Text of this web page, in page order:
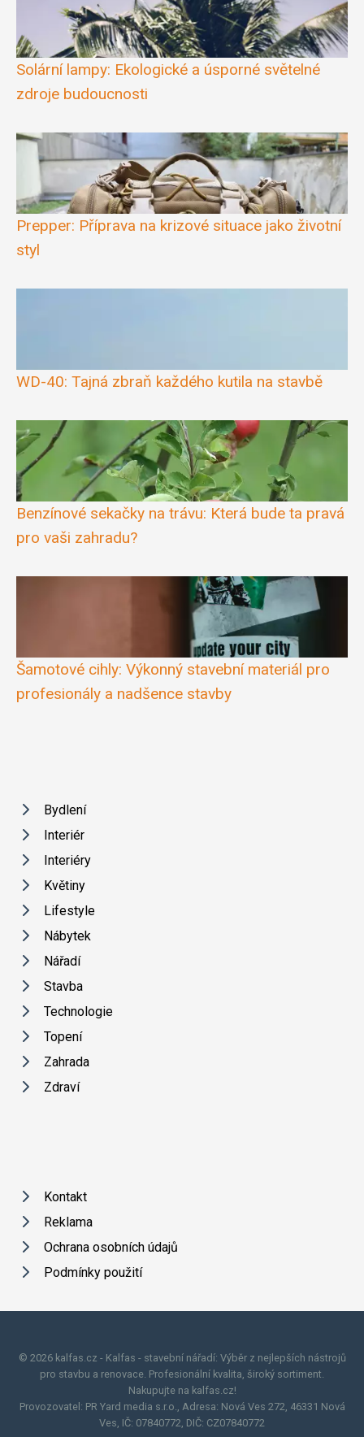
Solární lampy: Ekologické a úsporné světelné
zdroje budoucnosti
Prepper: Příprava na krizové situace jako životní
styl
WD-40: Tajná zbraň každého kutila na stavbě
Benzínové sekačky na trávu: Která bude ta pravá
pro vaši zahradu?
Šamotové cihly: Výkonný stavební materiál pro
profesionály a nadšence stavby
Bydlení
Interiér
Interiéry
Květiny
Lifestyle
Nábytek
Nářadí
Stavba
Technologie
Topení
Zahrada
Zdraví
Kontakt
Reklama
Ochrana osobních údajů
Podmínky použití
© 2026 kalfas.cz - Kalfas - stavební nářadí: Výběr z nejlepších nástrojů
pro stavbu a renovace. Profesionální kvalita, široký sortiment.
Nakupujte na kalfas.cz!
Provozovatel: PR Yard media s.r.o., Adresa: Nová Ves 272, 46331 Nová
Ves, IČ: 07840772, DIČ: CZ07840772